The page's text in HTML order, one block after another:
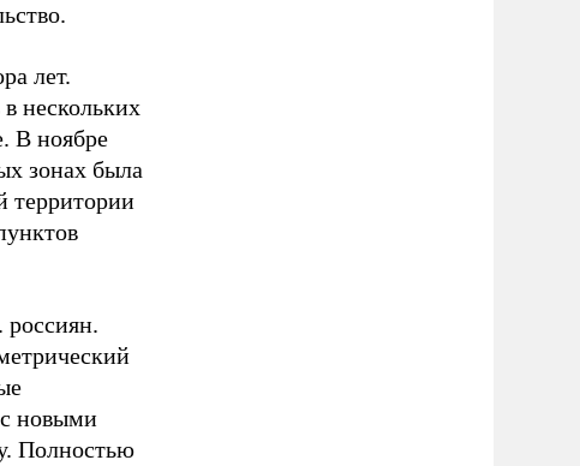
лет.
нескольких
В ноябре
зонах была
территории
россиян.
новыми
Полностью